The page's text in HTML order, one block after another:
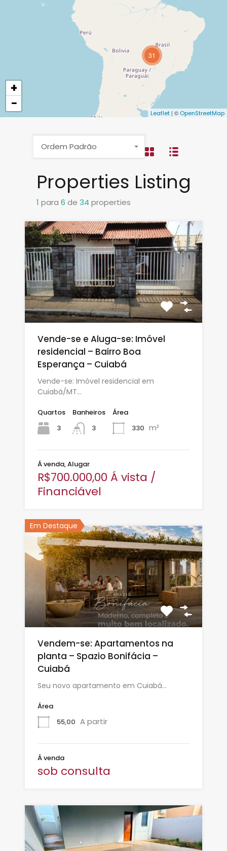
31
+
−
Leaflet | © OpenStreetMap
Properties Listing
1 para 6 de 34 properties
Ordem Padrão
Vende-se e Aluga-se: Imóvel
residencial – Bairro Boa
Esperança – Cuiabá
Vende-se: Imóvel residencial em
Cuiabá/MT…
Quartos
3
Banheiros
3
Área
330 m²
Á venda, Alugar
R$700.000,00 Á vista /
Financiável
Em Destaque
Vendem-se: Apartamentos na
planta – Spazio Bonifácia –
Cuiabá
Seu novo apartamento em Cuiabá…
Área
55,00 A partir
Á venda
sob consulta